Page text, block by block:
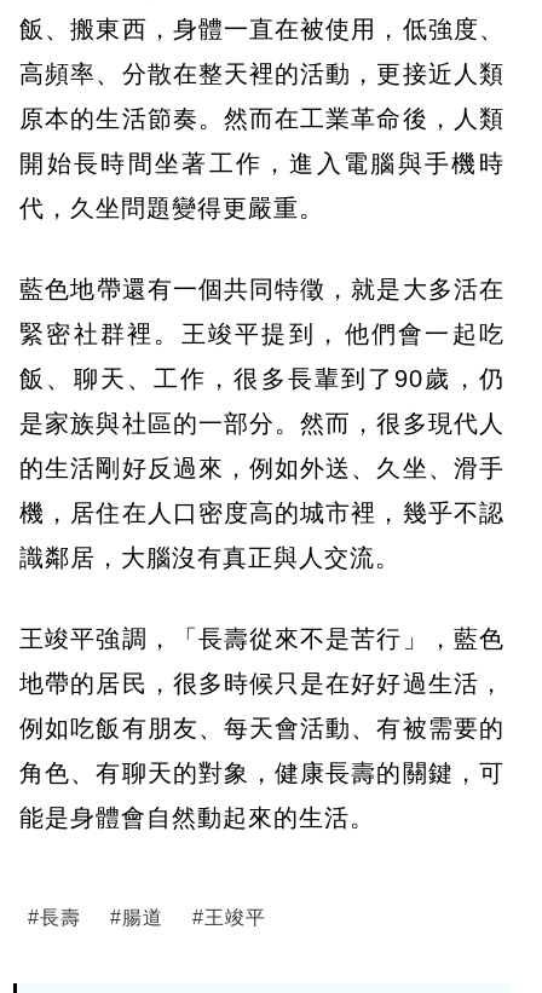
飯、搬東西，身體一直在被使用，低強度、
高頻率、分散在整天裡的活動，更接近人類
原本的生活節奏。然而在工業革命後，人類
開始長時間坐著工作，進入電腦與手機時
代，久坐問題變得更嚴重。
​藍色地帶還有一個共同特徵，就是大多活在
緊密社群裡。王竣平提到，​他們會一起吃
飯、聊天、工作，很多長輩到了90歲，仍
是家族與社區的一部分。然而，很多現代人
的生活剛好反過來，例如外送、久坐、滑手
機，居住在人口密度高的城市裡，幾乎不認
識鄰居，大腦沒有真正與人交流。
王竣平強調，「長壽從來不是苦行」，藍色
地帶的居民，很多時候只是在好好過生活，
例如吃飯有朋友、每天會活動、有被需要的
角色、有聊天的對象，健康長壽的關鍵，可
能是身體會自然動起來的生活。
#長壽 #腸道 #王竣平